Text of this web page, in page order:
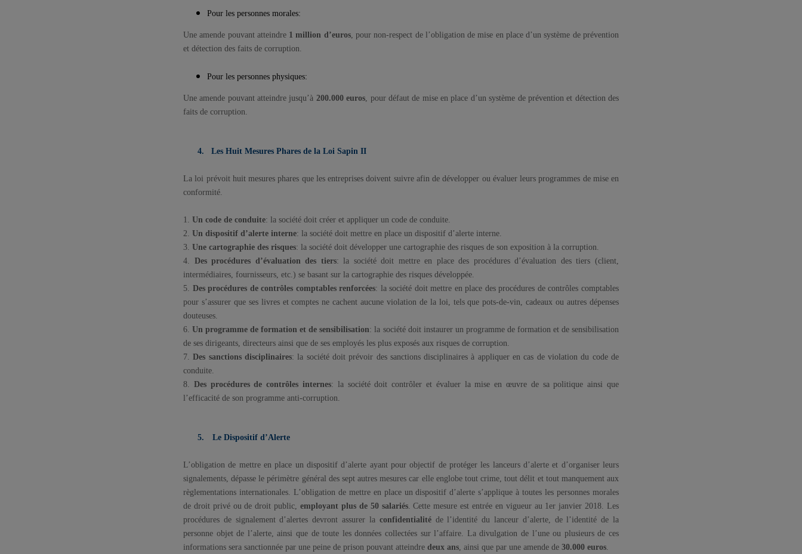
Pour les personnes morales:
Une amende pouvant atteindre 1 million d’euros, pour non-respect de l’obligation de mise en place d’un système de prévention
et détection des faits de corruption.
Pour les personnes physiques:
Une amende pouvant atteindre jusqu’à 200.000 euros , pour défaut de mise en place d’un système de prévention et détection des
faits de corruption.
4. Les Huit Mesures Phares de la Loi Sapin II
La loi prévoit huit mesures phares que les entreprises doivent suivre afin de développer ou évaluer leurs programmes de mise en
conformité.
1. Un code de conduite: la société doit créer et appliquer un code de conduite.
2. Un dispositif d’alerte interne: la société doit mettre en place un dispositif d’alerte interne.
3. Une cartographie des risques: la société doit développer une cartographie des risques de son exposition à la corruption.
4. Des procédures d’évaluation des tiers: la société doit mettre en place des procédures d’évaluation des tiers (client,
intermédiaires, fournisseurs, etc.) se basant sur la cartographie des risques développée.
5. Des procédures de contrôles comptables renforcées: la société doit mettre en place des procédures de contrôles comptables
pour s’assurer que ses livres et comptes ne cachent aucune violation de la loi, tels que pots-de-vin, cadeaux ou autres dépenses
douteuses.
6.Un programme de formation et de sensibilisation: la société doit instaurer un programme de formation et de sensibilisation
de ses dirigeants, directeurs ainsi que de ses employés les plus exposés aux risques de corruption.
7.Des sanctions disciplinaires: la société doit prévoir des sanctions disciplinaires à appliquer en cas de violation du code de
conduite.
8. Des procédures de contrôles internes: la société doit contrôler et évaluer la mise en œuvre de sa politique ainsi que
l’efficacité de son programme anti-corruption.
5. Le Dispositif d’Alerte
L’obligation de mettre en place un dispositif d’alerte ayant pour objectif de protéger les lanceurs d’alerte et d’organiser leurs
signalements, dépasse le périmètre général des sept autres mesures car elle englobe tout crime, tout délit et tout manquement aux
règlementations internationales. L’obligation de mettre en place un dispositif d’alerte s’applique à toutes les personnes morales
de droit privé ou de droit public,employant plus de 50 salariés. Cette mesure est entrée en vigueur au 1er janvier 2018. Les
procédures de signalement d’alertes devront assurer la confidentialitéde l’identité du lanceur d’alerte, de l’identité de la
personne objet de l’alerte, ainsi que de toute les données collectées sur l’affaire. La divulgation de l’une ou plusieurs de ces
informations sera sanctionnée par une peine de prison pouvant atteindre deux ans , ainsi que par une amende de 30.000 euros